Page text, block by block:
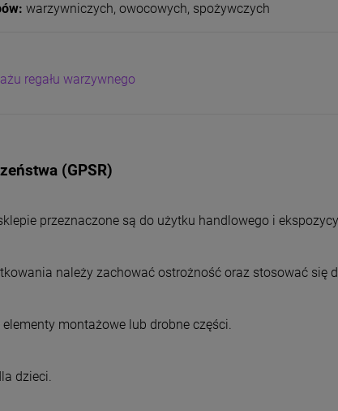
warzywniczych, owocowych, spożywczych
regału warzywnego
(GPSR)
przeznaczone są do użytku handlowego i
należy zachować ostrożność oraz stosować się
montażowe lub drobne części.
dzieci.